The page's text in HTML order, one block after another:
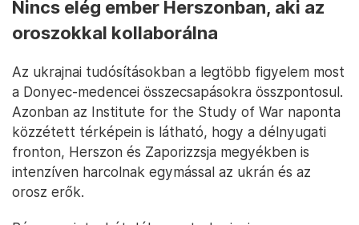
Nincs elég ember Herszonban, aki az
oroszokkal kollaborálna
Az ukrajnai tudósításokban a legtöbb figyelem most
a Donyec-medencei összecsapásokra összpontosul.
Azonban az Institute for the Study of War naponta
közzétett térképein is látható, hogy a délnyugati
fronton, Herszon és Zaporizzsja megyékben is
intenzíven harcolnak egymással az ukrán és az
orosz erők.